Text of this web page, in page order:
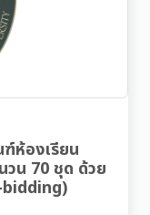
ห้องเรียน
น 70 ชุด ด้วย
bidding)